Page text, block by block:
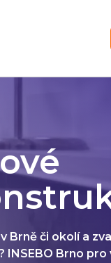
Brně či okolí a
INSEBO Brno